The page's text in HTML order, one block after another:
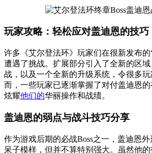
玩家攻略：轻松应对盖迪恩的技巧
许多《艾尔登法环》玩家们在很新发布的
遭遇了挑战。扩展部分引入了全新的区域
战，以及一个全新的升级系统，令很多
而，一些玩家已逐渐掌握了对付盖迪恩
炫耀他们的华丽操作和战绩。
盖迪恩的弱点与战斗技巧分享
作为游戏后期的必战Boss之一，盖迪恩
呆子模样，但并不算特别强大。虽然他